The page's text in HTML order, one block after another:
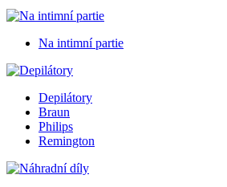
Na intimní partie
Depilátory
Braun
Philips
Remington